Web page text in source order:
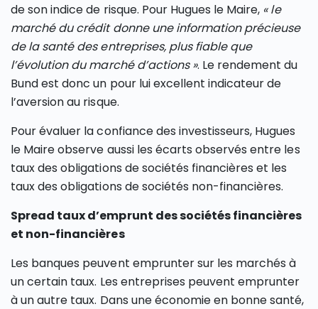
de son indice de risque. Pour Hugues le Maire, « le
marché du crédit donne une information précieuse
de la santé des entreprises, plus fiable que
l’évolution du marché d’actions ». Le rendement du
Bund est donc un pour lui excellent indicateur de
l’aversion au risque.
Pour évaluer la confiance des investisseurs, Hugues
le Maire observe aussi les écarts observés entre les
taux des obligations de sociétés financières et les
taux des obligations de sociétés non-financières.
Spread taux d’emprunt des sociétés financières
et non-financières
Les banques peuvent emprunter sur les marchés à
un certain taux. Les entreprises peuvent emprunter
à un autre taux. Dans une économie en bonne santé,